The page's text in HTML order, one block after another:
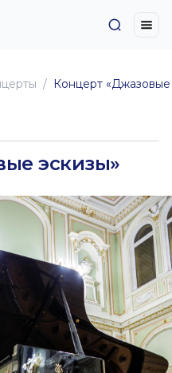
Концерт «Джазовые
эскизы»